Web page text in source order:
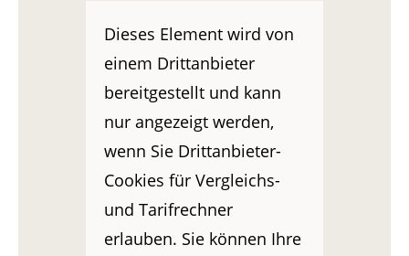
Dieses Element wird von
einem Drittanbieter
bereitgestellt und kann
nur angezeigt werden,
wenn Sie Drittanbieter-
Cookies für Vergleichs-
und Tarifrechner
erlauben. Sie können Ihre